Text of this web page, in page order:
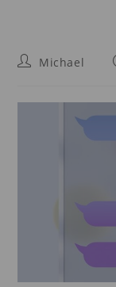
Michael